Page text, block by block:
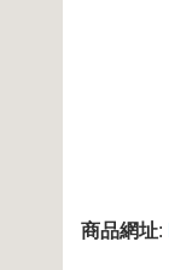
商品網址: